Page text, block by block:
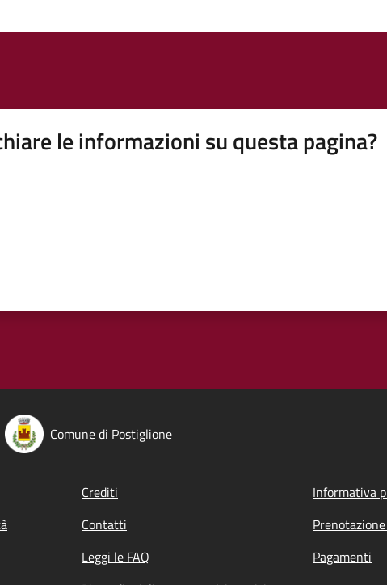
le informazioni su questa pagina?
Comune di Postiglione
Crediti Informativa
Contatti
Leggi le FAQ Pagamenti